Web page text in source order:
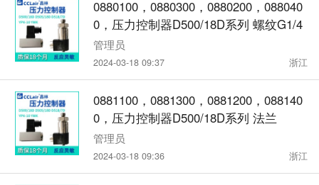
0880100，0880300，0880200，088040
0，压力控制器D500/18D系列 螺纹G1/4
管理员
2024-03-18 09:37 浙江
0881100，0881300，0881200，088140
0，压力控制器D500/18D系列 法兰
管理员
2024-03-18 09:36 浙江